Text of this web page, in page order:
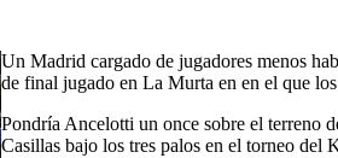
Un Madrid cargado de jugadores menos
de final jugado en La Murta en en el que
Pondría Ancelotti un once sobre el terreno
Casillas bajo los tres palos en el torneo del